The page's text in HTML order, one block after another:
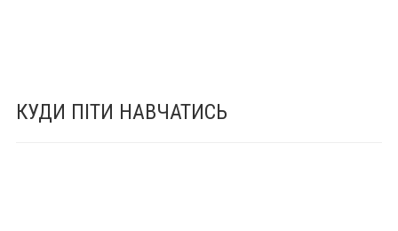
КУДИ ПІТИ НАВЧАТИСЬ